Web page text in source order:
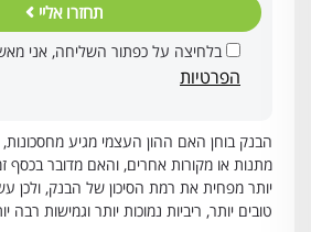
תחזרו אליי
בלחיצה על כפתור השליחה, אני
הפרטיות
הבנק בוחן האם ההון העצמי מגיע
מתנות או מקורות אחרים, והאם מדובר בכסף
יותר מפחית את רמת הסיכון של הבנק, ולכן
טובים יותר, ריביות נמוכות יותר וגמישות רבה